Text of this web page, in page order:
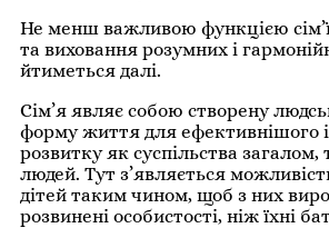
Не менш важливою функцією
та виховання розумних і
йтиметься далі.
Сім’я являє собою створену
форму життя для ефективнішого
розвитку як суспільства загалом,
людей. Тут з’являється
дітей таким чином, щоб з них
розвинені особистості, ніж їхні